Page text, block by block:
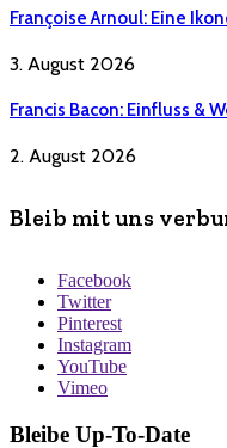
Françoise Arnoul: Eine
3. August 2026
Francis Bacon: Einfluss &
2. August 2026
Bleib mit uns
Facebook
Twitter
Pinterest
Instagram
YouTube
Vimeo
Bleibe Up-To-Date